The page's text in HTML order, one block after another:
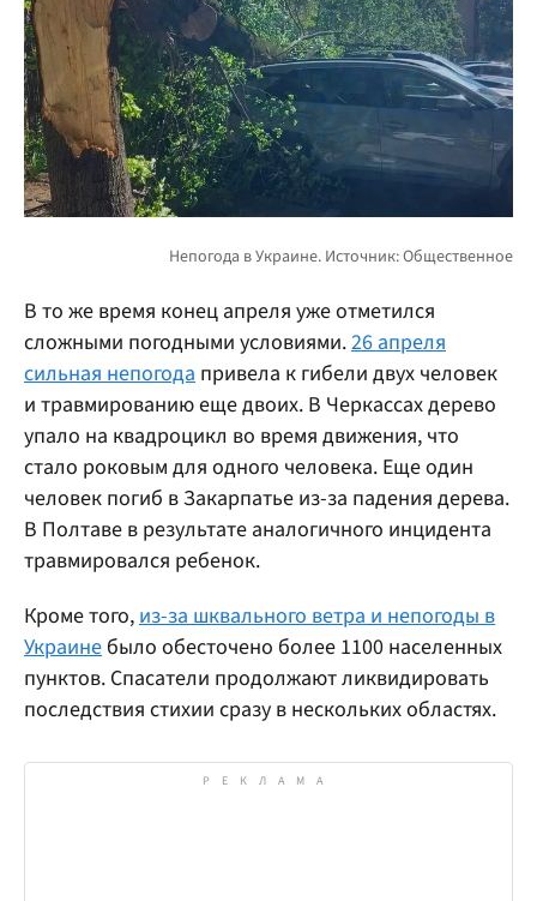
В то же время конец апреля уже отметился
сложными погодными условиями.26 апреля
сильная непогода привела к гибели двух человек
и травмированию еще двоих. В Черкассах дерево
упало на квадроцикл во время движения, что
стало роковым для одного человека. Еще один
человек погиб в Закарпатье из-за падения дерева.
В Полтаве в результате аналогичного инцидента
травмировался ребенок.
Кроме того, из-за шквального ветра и непогоды в
Украине было обесточено более 1100 населенных
пунктов. Спасатели продолжают ликвидировать
последствия стихии сразу в нескольких областях.